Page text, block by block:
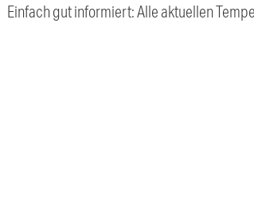
Einfach gut informiert: Alle aktuellen